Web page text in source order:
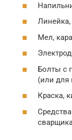
Линейка,
Мел,
Болты с
(или для
Краска,